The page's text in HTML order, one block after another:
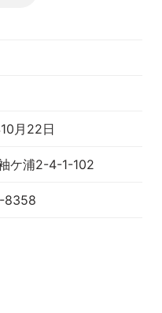
月22日
ケ浦2-4-1-102
8358